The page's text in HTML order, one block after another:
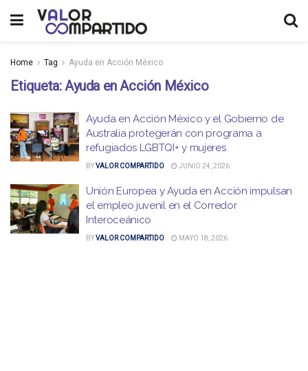
Home Tag Ayuda en Acción México
Etiqueta:Ayuda en Acción México
Ayuda en Acción México y el Gobierno de
Australia protegerán con programa a
refugiados LGBTQI+ y mujeres
BYVALOR COMPARTIDO JUNIO 24, 2026
Unión Europea y Ayuda en Acción impulsan
el empleo juvenil en el Corredor
Interoceánico
BYVALOR COMPARTIDO MAYO 18, 2026